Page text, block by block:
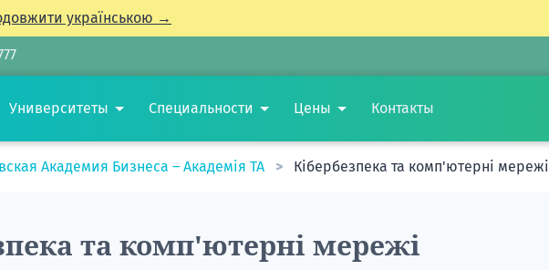
українською →
Университеты Специальности Цены Контакты
Академия Бизнеса – Академія TA Кібербезпека та комп'ютерні мережі
та комп'ютерні мережі